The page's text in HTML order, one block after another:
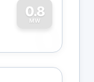
0.8
MW
0